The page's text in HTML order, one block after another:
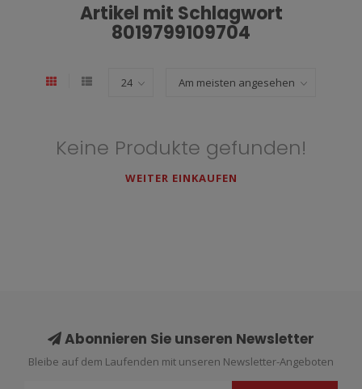
Artikel mit Schlagwort
8019799109704
Keine Produkte gefunden!
WEITER EINKAUFEN
Abonnieren Sie unseren Newsletter
Bleibe auf dem Laufenden mit unseren Newsletter-Angeboten